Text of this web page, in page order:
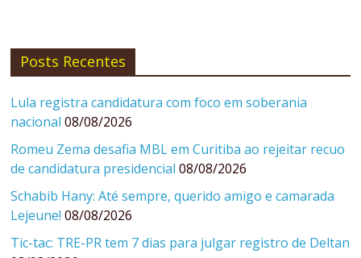
Posts Recentes
Lula registra candidatura com foco em soberania
nacional 08/08/2026
Romeu Zema desafia MBL em Curitiba ao rejeitar recuo
de candidatura presidencial 08/08/2026
Schabib Hany: Até sempre, querido amigo e camarada
Lejeune! 08/08/2026
Tic-tac: TRE-PR tem 7 dias para julgar registro de Deltan